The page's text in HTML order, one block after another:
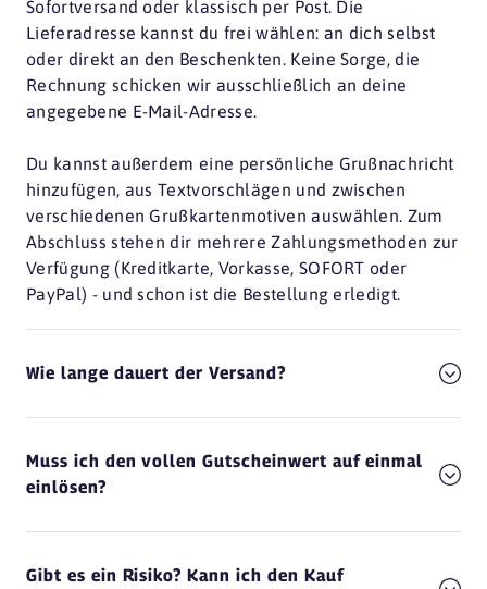
Sofortversand oder klassisch per Post. Die
Lieferadresse kannst du frei wählen: an dich selbst
oder direkt an den Beschenkten. Keine Sorge, die
Rechnung schicken wir ausschließlich an deine
angegebene E-Mail-Adresse.
Du kannst außerdem eine persönliche Grußnachricht
hinzufügen, aus Textvorschlägen und zwischen
verschiedenen Grußkartenmotiven auswählen. Zum
Abschluss stehen dir mehrere Zahlungsmethoden zur
Verfügung (Kreditkarte, Vorkasse, SOFORT oder
PayPal) - und schon ist die Bestellung erledigt.
Wie lange dauert der Versand?
Muss ich den vollen Gutscheinwert auf einmal
einlösen?
Gibt es ein Risiko? Kann ich den Kauf